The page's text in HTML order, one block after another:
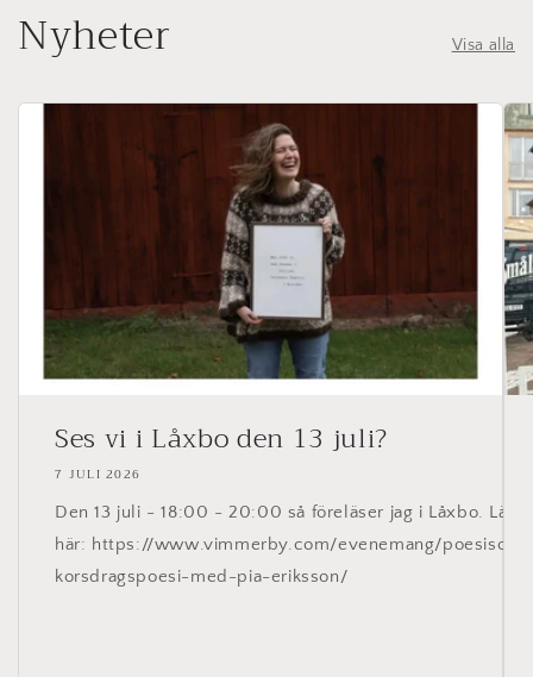
Nyheter Visa alla
Ses vi i Låxbo den 13 juli?
7 JULI 2026
Den 13 juli - 18:00 - 20:00 så föreläser jag i Låxbo. Läs
här: https://www.vimmerby.com/evenemang/
korsdragspoesi-med-pia-eriksson/